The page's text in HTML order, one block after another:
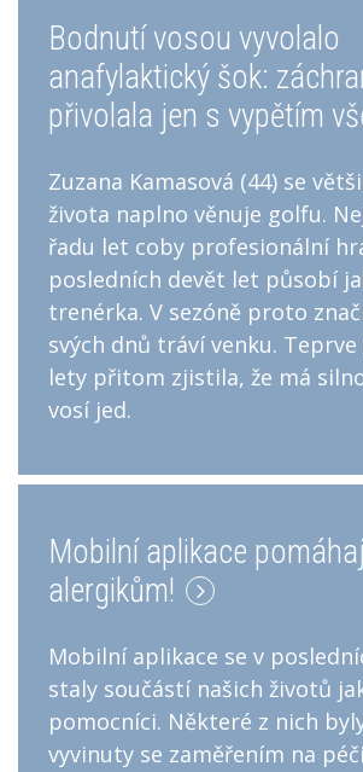
Bodnutí vosou vyvolalo
anafylaktický šok:
přivolala jen s vypětím
Zuzana Kamasová (44) se
života naplno věnuje golfu.
řadu let coby profesionální
posledních devět let působí
trenérka. V sezóně proto
svých dnů tráví venku.
lety přitom zjistila, že má
vosí jed.
Mobilní aplikace
alergikům!
Mobilní aplikace se v
staly součástí našich životů
pomocníci. Některé z nich
vyvinuty se zaměřením na